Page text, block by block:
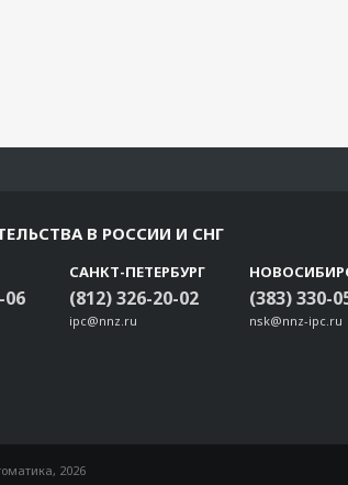
В РОССИИ И СНГ
06
САНКТ-ПЕТЕРБУРГ
(812) 326-20-02
ipc@nnz.ru
(383) 330-
nsk@nnz-ipc.ru
2026